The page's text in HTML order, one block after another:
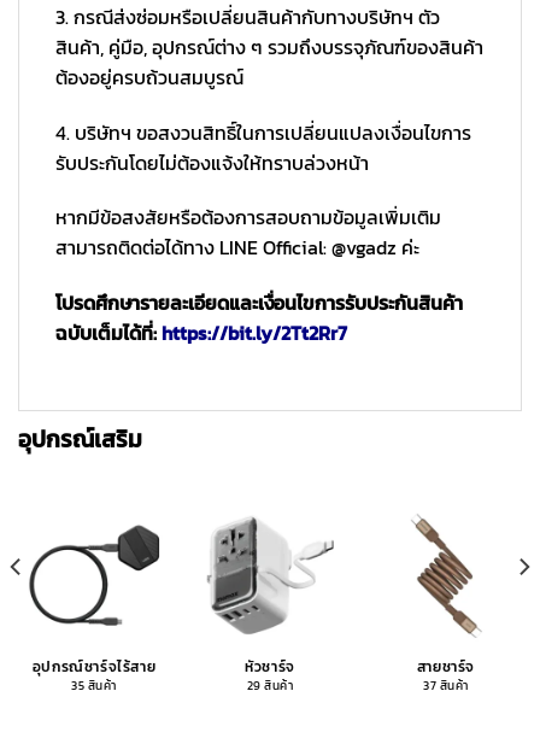
3. กรณีส่งซ่อมหรือเปลี่ยนสินค้ากับทางบริษัทฯ ตัว
สินค้า, คู่มือ, อุปกรณ์ต่าง ๆ รวมถึงบรรจุภัณฑ์ของสินค้า
ต้องอยู่ครบถ้วนสมบูรณ์
4. บริษัทฯ ขอสงวนสิทธิ์ในการเปลี่ยนแปลงเงื่อนไขการ
รับประกันโดยไม่ต้องแจ้งให้ทราบล่วงหน้า
หากมีข้อสงสัยหรือต้องการสอบถามข้อมูลเพิ่มเติม
สามารถติดต่อได้ทาง LINE Official: @vgadz ค่ะ
โปรดศึกษารายละเอียดและเงื่อนไขการรับประกันสินค้า
ฉบับเต็มได้ที่:https://bit.ly/2Tt2Rr7
อุปกรณ์เสริม
อุปกรณ์ชาร์จไร้สาย
35 สินค้า
หัวชาร์จ
29 สินค้า
สายชาร์จ
37 สินค้า